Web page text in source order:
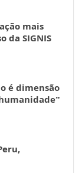
mais
da SIGNIS
é dimensão